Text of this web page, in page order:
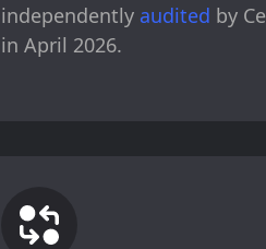
independently audited by
in April 2026.